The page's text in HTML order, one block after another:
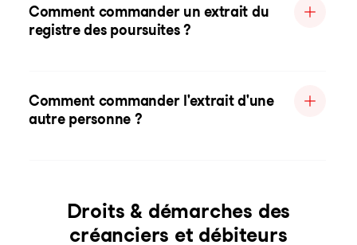
Comment commander un extrait du
registre des poursuites ?
Comment commander l'extrait d'une
autre personne ?
Droits & démarches des
créanciers et débiteurs